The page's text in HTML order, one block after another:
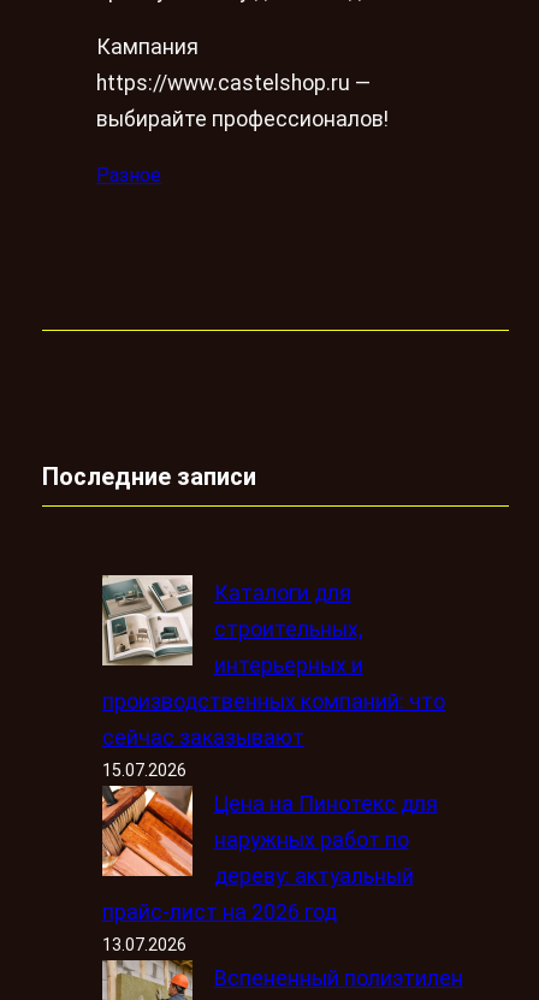
Кампания
https://www.castelshop.ru —
выбирайте профессионалов!
Разное
Последние записи
Каталоги для
строительных,
интерьерных и
производственных компаний: что
сейчас заказывают
15.07.2026
Цена на Пинотекс для
наружных работ по
дереву: актуальный
прайс-лист на 2026 год
13.07.2026
Вспененный полиэтилен